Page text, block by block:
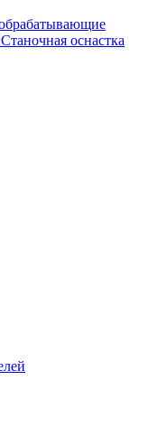
Станочная оснастка